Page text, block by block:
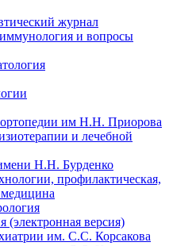
журнал
и вопросы
им Н.Н. Приорова
и лечебной
Н.Н. Бурденко
профилактическая,
(электронная версия)
им. С.С. Корсакова